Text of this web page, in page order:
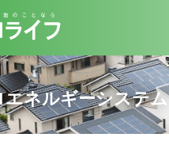
エネルギーシステム